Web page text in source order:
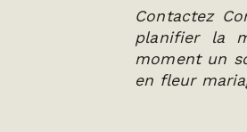
Contactez
planifier la
moment un
en fleur